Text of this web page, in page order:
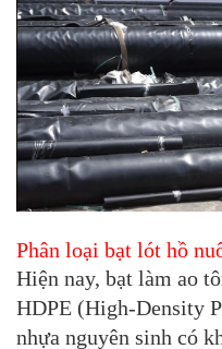
Phân loại bạt lót hồ
Hiện nay, bạt làm ao
HDPE (High-Density
nhựa nguyên sinh có